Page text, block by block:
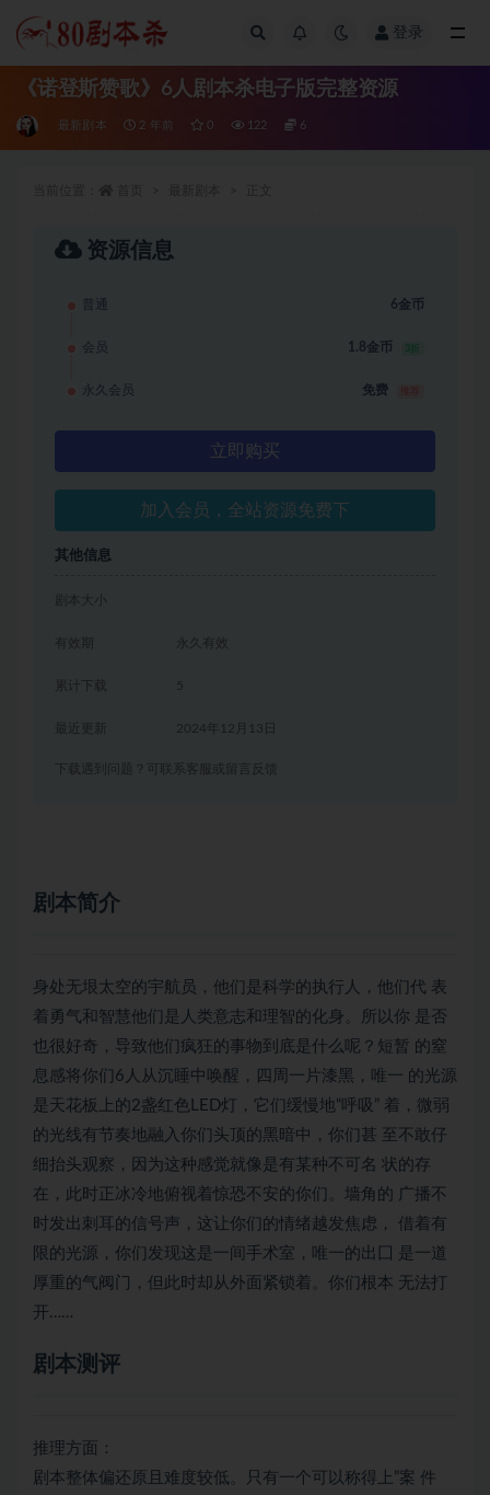
登录
《诺登斯赞歌》6人剧本杀电子版完整资源
最新剧本 2 年前 0 122 6
资源信息
普通 6金币
会员 1.8金币 3折
永久会员 免费
立即购买
加入会员，全站资源免费下
其他信息
剧本大小
有效期 永久有效
累计下载 5
2024年12月13日
下载遇到问题？可联系客服或留言反馈
剧本简介
身处无垠太空的宇航员，他们是科学的执行人，他们代 表
着勇气和智慧他们是人类意志和理智的化身。所以你 是否
也很好奇，导致他们疯狂的事物到底是什么呢？短暂 的窒
息感将你们6人从沉睡中唤醒，四周一片漆黑，唯一 的光源
是天花板上的2盏红色LED灯，它们缓慢地“呼吸” 着，微弱
的光线有节奏地融入你们头顶的黑暗中，你们甚 至不敢仔
细抬头观察，因为这种感觉就像是有某种不可名 状的存
在，此时正冰冷地俯视着惊恐不安的你们。墙角的 广播不
时发出刺耳的信号声，这让你们的情绪越发焦虑， 借着有
限的光源，你们发现这是一间手术室，唯一的出囗 是一道
厚重的气阀门，但此时却从外面紧锁着。你们根本 无法打
开……
剧本测评
推理方面：
剧本整体偏还原且难度较低。只有一个可以称得上”案 件